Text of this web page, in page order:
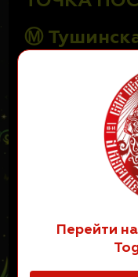
Ⓜ
Точка на
55.827211,
Рейс №0М 20
Перейти